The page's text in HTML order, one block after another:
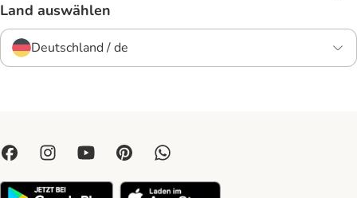
Land auswählen
Deutschland / de